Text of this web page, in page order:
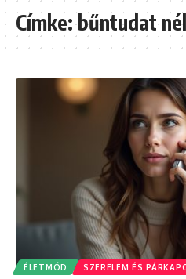
Címke:bűntudat
ÉLETMÓD SZERELEM ÉS